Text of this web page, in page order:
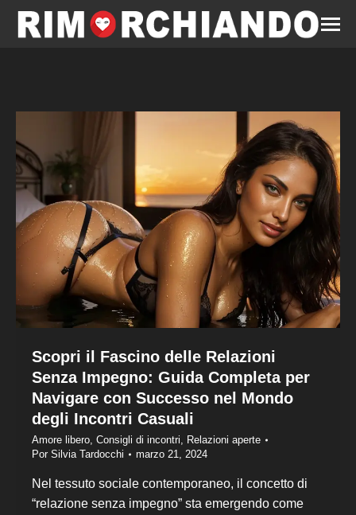
Scopri il Fascino delle Relazioni
Senza Impegno: Guida Completa per
Navigare con Successo nel Mondo
degli Incontri Casuali
Amore libero Consigli di incontri
Relazioni aperte
Por Silvia Tardocchi marzo 21, 2024
Nel tessuto sociale contemporaneo, il concetto di
“relazione senza impegno” sta emergendo come